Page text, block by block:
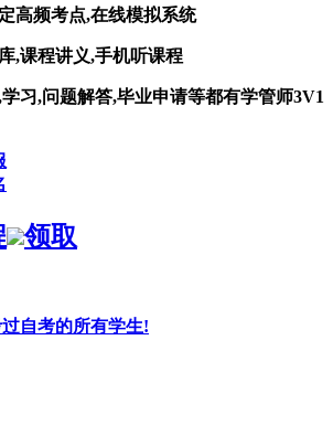
高频考点,在线模拟系统
,课程讲义,手机听课程
习,问题解答,毕业申请等都有学管师3V1
领取
自考的所有学生!